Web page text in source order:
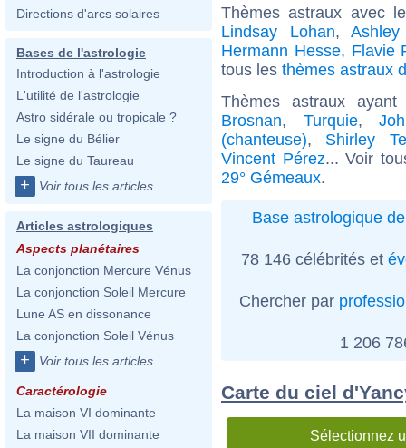
Directions d'arcs solaires
Bases de l'astrologie
Introduction à l'astrologie
L'utilité de l'astrologie
Astro sidérale ou tropicale ?
Le signe du Bélier
Le signe du Taureau
+ Voir tous les articles
Articles astrologiques
Aspects planétaires
La conjonction Mercure Vénus
La conjonction Soleil Mercure
Lune AS en dissonance
La conjonction Soleil Vénus
+ Voir tous les articles
Caractérologie
La maison VI dominante
La maison VII dominante
Thèmes astraux avec
Lindsay Lohan,
Hermann Hesse, Flavie
tous les thèmes astraux
Thèmes astraux
Brosnan, Turquie,
(chanteuse), Shirley
Vincent Pérez... Voir
29° Gémeaux.
Base astrologique
78 146 célébrités et
Chercher par
1 206
Carte du ciel
Sélectionnez